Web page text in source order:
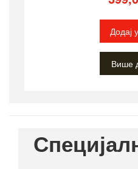
Додај
Више